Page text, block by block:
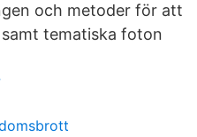
och metoder för att
tematiska foton